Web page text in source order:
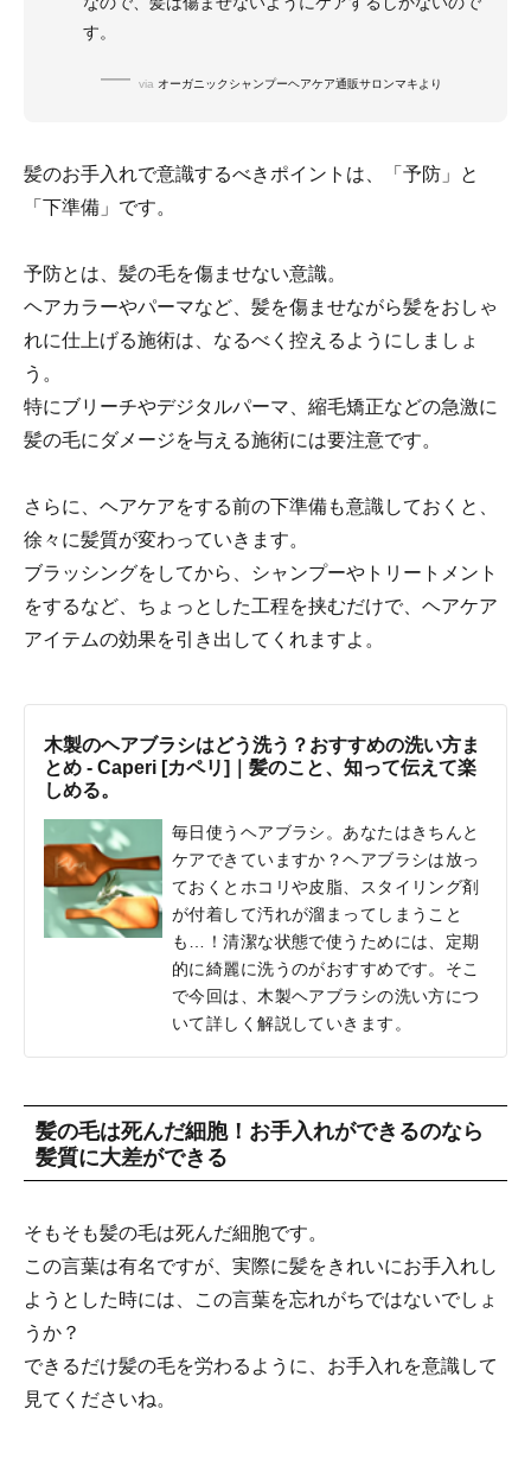
す。
via オーガニックシャンプーヘアケア通販サロンマキより
髪のお手入れで意識するべきポイントは、「予防」と
「下準備」です。
予防とは、髪の毛を傷ませない意識。
ヘアカラーやパーマなど、髪を傷ませながら髪をおしゃ
れに仕上げる施術は、なるべく控えるようにしましょ
う。
特にブリーチやデジタルパーマ、縮毛矯正などの急激に
髪の毛にダメージを与える施術には要注意です。
さらに、ヘアケアをする前の下準備も意識しておくと、
徐々に髪質が変わっていきます。
ブラッシングをしてから、シャンプーやトリートメント
をするなど、ちょっとした工程を挟むだけで、ヘアケア
アイテムの効果を引き出してくれますよ。
木製のヘアブラシはどう洗う？おすすめの洗い方ま
とめ - Caperi [カペリ]｜髪のこと、知って伝えて楽
しめる。
毎日使うヘアブラシ。あなたはきちんと
ケアできていますか？ヘアブラシは放っ
ておくとホコリや皮脂、スタイリング剤
が付着して汚れが溜まってしまうこと
も…！清潔な状態で使うためには、定期
的に綺麗に洗うのがおすすめです。そこ
で今回は、木製ヘアブラシの洗い方につ
いて詳しく解説していきます。
髪の毛は死んだ細胞！お手入れができるのなら
髪質に大差ができる
そもそも髪の毛は死んだ細胞です。
この言葉は有名ですが、実際に髪をきれいにお手入れし
ようとした時には、この言葉を忘れがちではないでしょ
うか？
できるだけ髪の毛を労わるように、お手入れを意識して
見てくださいね。